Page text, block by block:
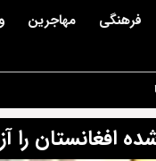
فرهنگی مهاجرین
افغانستان را